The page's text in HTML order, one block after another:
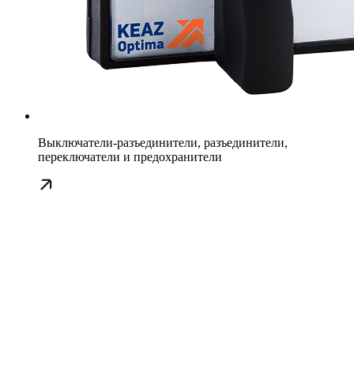
Выключатели-разъединители, разъединители,
переключатели и предохранители